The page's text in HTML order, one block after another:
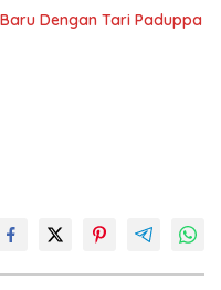
Dengan Tari Paduppa